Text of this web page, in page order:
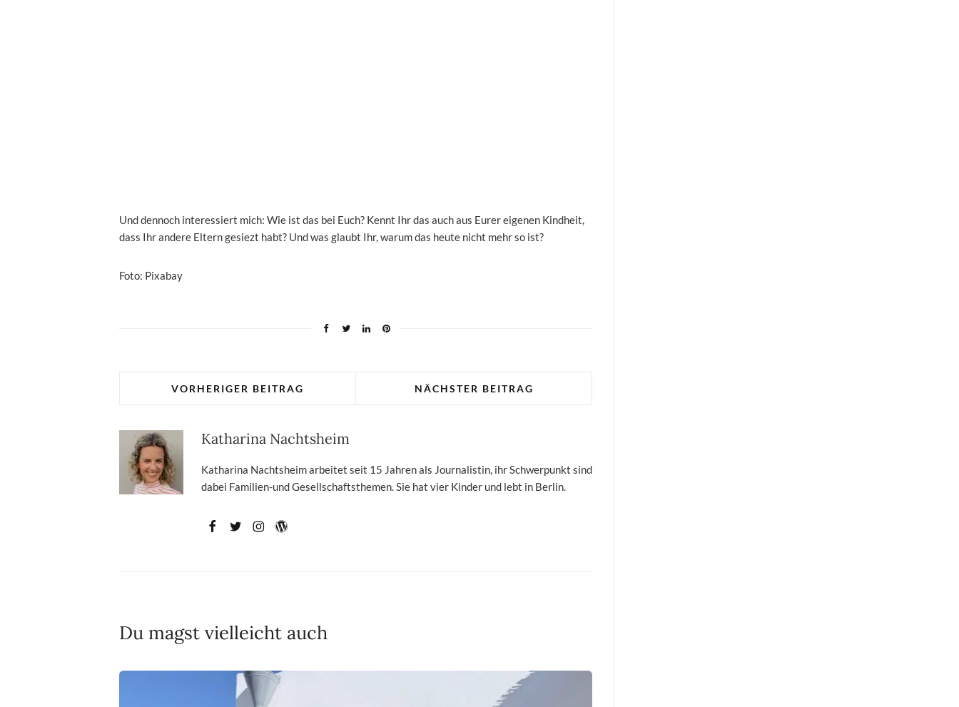
Und dennoch interessiert mich: Wie ist das bei Euch? Kennt Ihr das auch aus Eurer eigenen Kindheit,
dass Ihr andere Eltern gesiezt habt? Und was glaubt Ihr, warum das heute nicht mehr so ist?
Foto: Pixabay
VORHERIGER BEITRAG NÄCHSTER BEITRAG
Katharina Nachtsheim
Katharina Nachtsheim arbeitet seit 15 Jahren als Journalistin, ihr Schwerpunkt sind
dabei Familien-und Gesellschaftsthemen. Sie hat vier Kinder und lebt in Berlin.
Du magst vielleicht auch